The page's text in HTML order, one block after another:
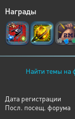
Награды
Найти темы на
Дата регистрации
Посл. посещ. форума